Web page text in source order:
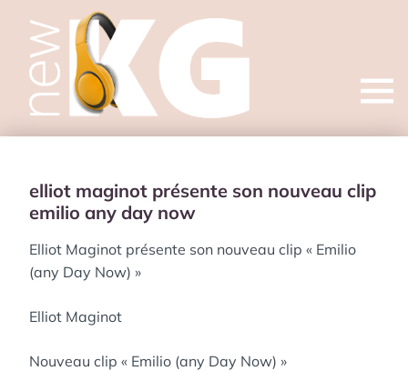
Open
elliot maginot présente son nouveau clip
emilio any day now
Elliot Maginot présente son nouveau clip « Emilio
(any Day Now) »
Elliot Maginot
Nouveau clip « Emilio (any Day Now) »